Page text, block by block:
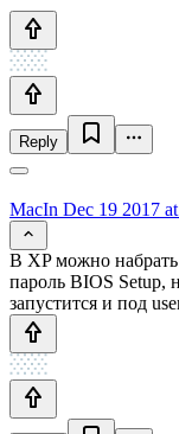
Reply
MacIn Dec 19 2017
В XP можно
пароль BIOS Setup,
запустится и под